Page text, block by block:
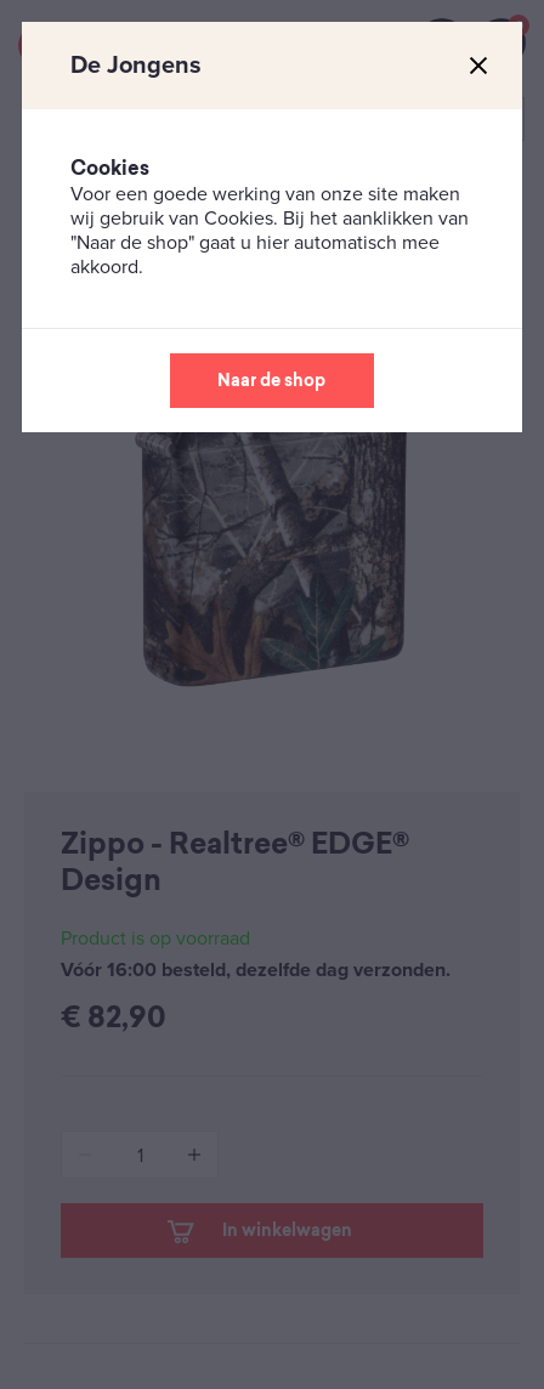
0
Zippo's Dieren Zippo – Realtree® EDGE® Design
Zippo - Realtree® EDGE®
Design
Product is op voorraad
Vóór 16:00 besteld, dezelfde dag verzonden.
€ 82,90
1
In winkelwagen
De Jongens
Cookies
Voor een goede werking van onze site maken
wij gebruik van Cookies. Bij het aanklikken van
"Naar de shop" gaat u hier automatisch mee
akkoord.
Naar de shop